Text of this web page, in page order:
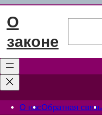
Перейти
О
законе
О насОбратная связь